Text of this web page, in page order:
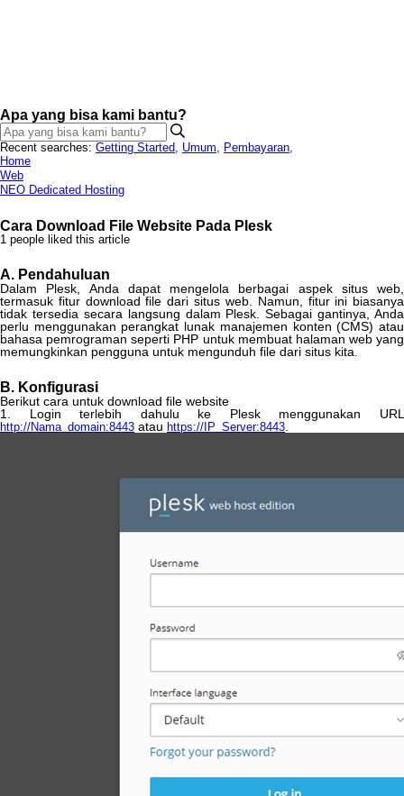
Apa yang bisa kami bantu?
Recent searches: Getting Started, Umum, Pembayaran,
Home
Web
NEO Dedicated Hosting
Cara Download File Website Pada Plesk
1 people liked this article
A. Pendahuluan
Dalam Plesk Anda dapat mengelola berbagai aspek situs web
termasuk fitur download file dari situs web. Namun fitur ini biasanya
tidak tersedia secara langsung dalam Plesk Sebagai gantinya
Anda
perlu menggunakan perangkat lunak manajemen konten (CMS) atau
bahasa pemrograman seperti PHP untuk membuat halaman web yang
memungkinkan pengguna untuk mengunduh file dari situs kita
B. Konfigurasi
Berikut cara untuk download file website
1
Login terlebih dahulu ke Plesk menggunakan URL
http://Nama_domain:8443 atau https:// IP_Server:8443